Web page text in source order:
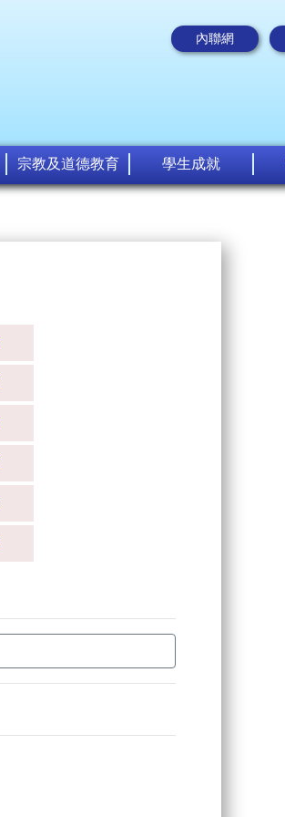
內聯網
宗教及道德教育 學生成就